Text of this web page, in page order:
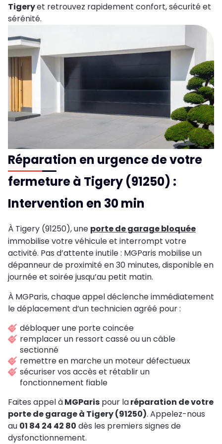
Tigeryet retrouvez rapidement confort, sécurité et
sérénité.
Réparation en urgence de votre
fermeture à Tigery (91250) :
Intervention en 30 min
À Tigery (91250), une porte de garage bloquée
immobilise votre véhicule et interrompt votre
activité. Pas d’attente inutile : MGParis mobilise un
dépanneur de proximité en 30 minutes, disponible en
journée et soirée jusqu’au petit matin.
À MGParis, chaque appel déclenche immédiatement
le déplacement d’un technicien agréé pour :
débloquer une porte coincée
remplacer un ressort cassé ou un câble
sectionné
remettre en marche un moteur défectueux
sécuriser vos accès et rétablir un
fonctionnement fiable
Faites appel àMGParis pour laréparation de votre
porte de garage à Tigery (91250). Appelez-nous
au 01 84 24 42 80 dès les premiers signes de
dysfonctionnement.